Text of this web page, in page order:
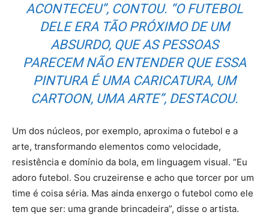
ACONTECEU”, CONTOU. “O FUTEBOL
DELE ERA TÃO PRÓXIMO DE UM
ABSURDO, QUE AS PESSOAS
PARECEM NÃO ENTENDER QUE ESSA
PINTURA É UMA CARICATURA, UM
CARTOON, UMA ARTE”, DESTACOU.
Um dos núcleos, por exemplo, aproxima o futebol e a
arte, transformando elementos como velocidade,
resistência e domínio da bola, em linguagem visual. “Eu
adoro futebol. Sou cruzeirense e acho que torcer por um
time é coisa séria. Mas ainda enxergo o futebol como ele
tem que ser: uma grande brincadeira”, disse o artista.